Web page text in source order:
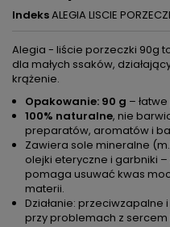
IndeksALEGIA LISCIE
Alegia - liście porzeczki 90g
dla małych ssaków,
krążenie.
Opakowanie: 90 g –
100% naturalne, nie
preparatów, aromatów i
Zawiera sole mineralne
olejki eteryczne i garbniki –
pomaga usuwać kwas
materii.
Działanie:
przy problemach z